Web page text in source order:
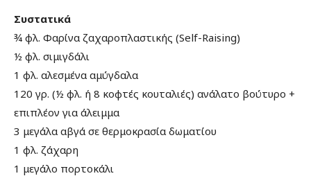
Συστατικά
¾ φλ. Φαρίνα ζαχαροπλαστικής (Self-Raising)
½ φλ. σιμιγδάλι
1 φλ. αλεσμένα αμύγδαλα
120 γρ. (½ φλ. ή 8 κοφτές κουταλιές) ανάλατο βούτυρο +
επιπλέον για άλειμμα
3 μεγάλα αβγά σε θερμοκρασία δωματίου
1 φλ. ζάχαρη
1 μεγάλο πορτοκάλι